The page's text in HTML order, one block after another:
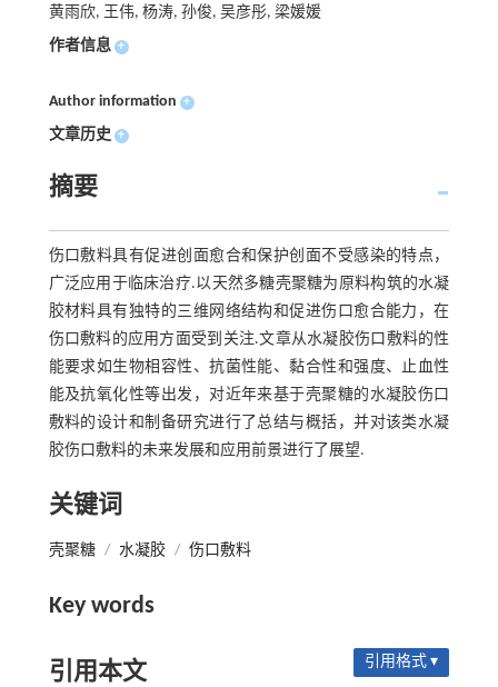
黄雨欣, 王伟, 杨涛, 孙俊, 吴彦彤, 梁媛媛
作者信息 +
Author information +
文章历史 +
摘要
伤口敷料具有促进创面愈合和保护创面不受感染的特点，
广泛应用于临床治疗.以天然多糖壳聚糖为原料构筑的水凝
胶材料具有独特的三维网络结构和促进伤口愈合能力，在
伤口敷料的应用方面受到关注.文章从水凝胶伤口敷料的性
能要求如生物相容性、抗菌性能、黏合性和强度、止血性
能及抗氧化性等出发，对近年来基于壳聚糖的水凝胶伤口
敷料的设计和制备研究进行了总结与概括，并对该类水凝
胶伤口敷料的未来发展和应用前景进行了展望.
关键词
壳聚糖 / 水凝胶 / 伤口敷料
Key words
引用本文 引用格式 ▾